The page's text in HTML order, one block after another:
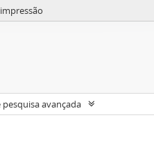
pesquisa avançada